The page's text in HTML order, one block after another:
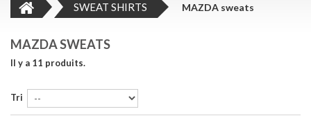
SWEAT SHIRTS MAZDA sweats
MAZDA SWEATS
Il y a 11 produits.
Tri